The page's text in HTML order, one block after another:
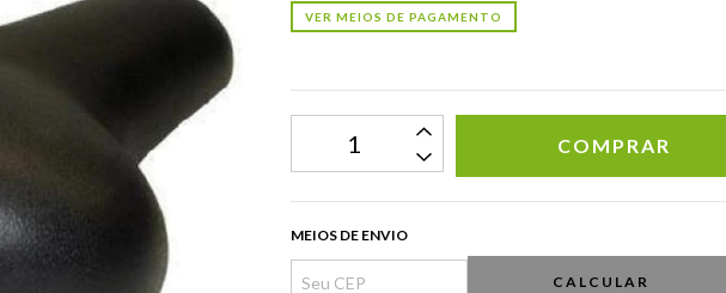
VER MEIOS DE PAGAMENTO
MEIOS DE ENVIO
CALCULAR